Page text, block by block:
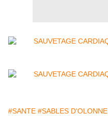
#SANTE #SABLES D'OLONNE